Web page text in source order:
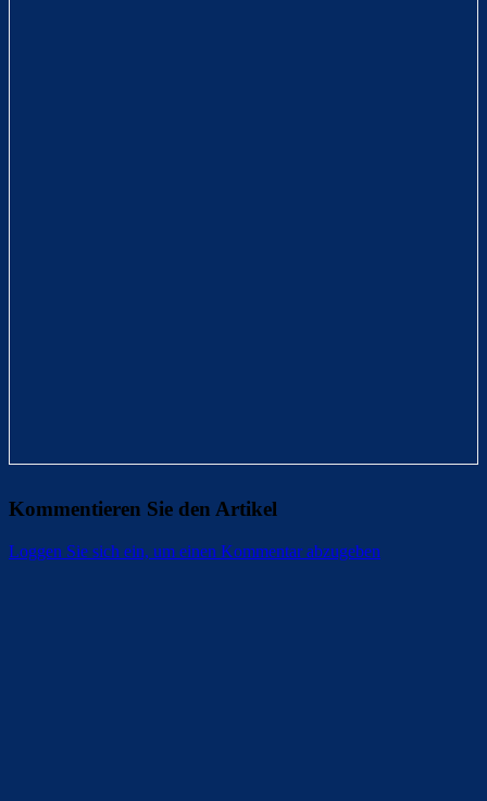
Kommentieren Sie den Artikel
Loggen Sie sich ein, um einen Kommentar abzugeben